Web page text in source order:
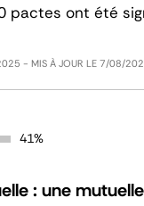
pactes ont été
- MIS À JOUR LE 7/08/
: une
41%